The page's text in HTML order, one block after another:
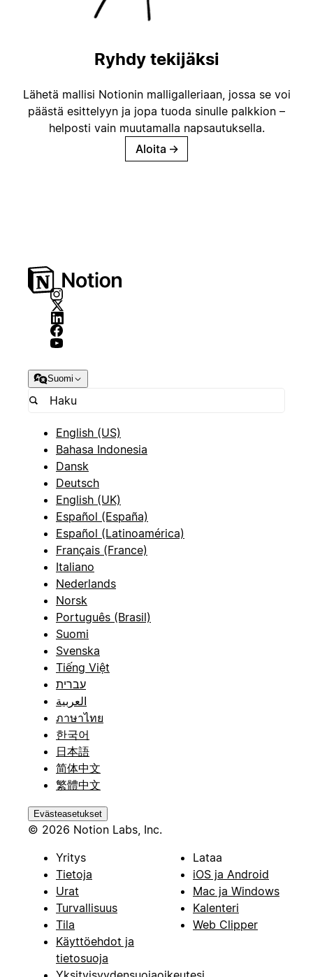
Ryhdy tekijäksi
Lähetä mallisi Notionin malligalleriaan, jossa se voi
päästä esittelyyn ja jopa tuoda sinulle palkkion –
helposti vain muutamalla napsautuksella.
Aloita →
Suomi
English (US)
Bahasa Indonesia
Dansk
Deutsch
English (UK)
Español (España)
Español (Latinoamérica)
Français (France)
Italiano
Nederlands
Norsk
Português (Brasil)
Suomi
Svenska
Tiếng Việt
עברית
العربية
ภาษาไทย
한국어
日本語
简体中文
繁體中文
Evästeasetukset
© 2026 Notion Labs, Inc.
Yritys
Tietoja
Urat
Turvallisuus
Tila
Käyttöehdot ja
tietosuoja
Lataa
iOS ja Android
Mac ja Windows
Kalenteri
Web Clipper